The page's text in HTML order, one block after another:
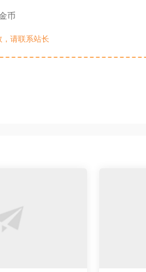
币
请联系站长